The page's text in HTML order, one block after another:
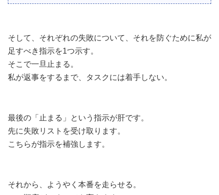
そして、それぞれの失敗について、それを防ぐために私が
足すべき指示を1つ示す。
そこで一旦止まる。
私が返事をするまで、タスクには着手しない。
最後の「止まる」という指示が肝です。
先に失敗リストを受け取ります。
こちらが指示を補強します。
それから、ようやく本番を走らせる。